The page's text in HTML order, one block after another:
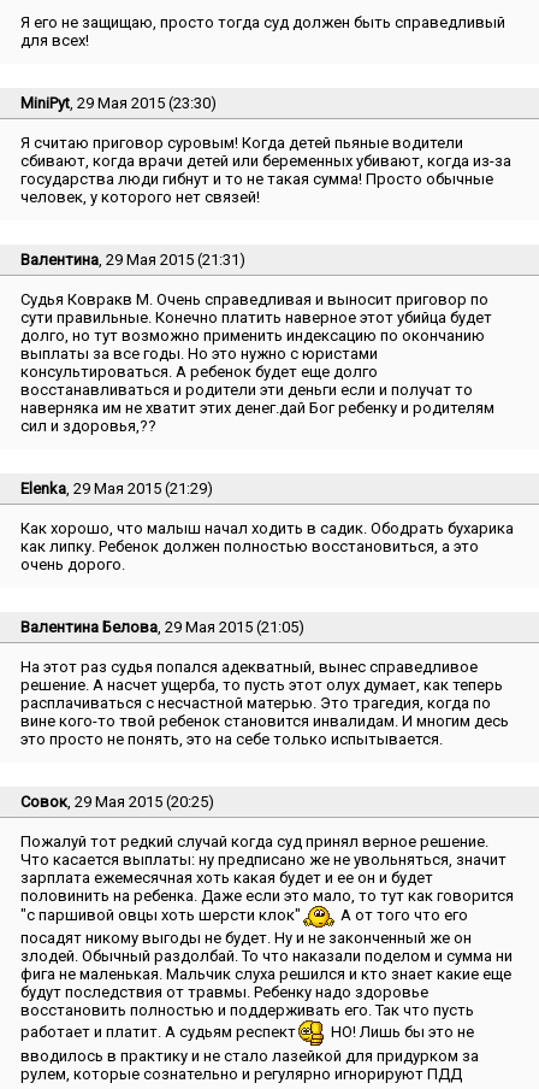
Я его не защищаю, просто тогда суд должен быть справедливый
для всех!
MiniPyt, 29 Мая 2015 (23:30)
Я считаю приговор суровым! Когда детей пьяные водители
сбивают, когда врачи детей или беременных убивают, когда из-за
государства люди гибнут и то не такая сумма! Просто обычные
человек, у которого нет связей!
Валентина, 29 Мая 2015 (21:31)
Судья Ковракв М. Очень справедливая и выносит приговор по
сути правильные. Конечно платить наверное этот убийца будет
долго, но тут возможно применить индексацию по окончанию
выплаты за все годы. Но это нужно с юристами
консультироваться. А ребенок будет еще долго
восстанавливаться и родители эти деньги если и получат то
наверняка им не хватит этих денег.дай Бог ребенку и родителям
сил и здоровья,??
Elenka, 29 Мая 2015 (21:29)
Как хорошо, что малыш начал ходить в садик. Ободрать бухарика
как липку. Ребенок должен полностью восстановиться, а это
очень дорого.
Валентина Белова, 29 Мая 2015 (21:05)
На этот раз судья попался адекватный, вынес справедливое
решение. А насчет ущерба, то пусть этот олух думает, как теперь
расплачиваться с несчастной матерью. Это трагедия, когда по
вине кого-то твой ребенок становится инвалидам. И многим десь
это просто не понять, это на себе только испытывается.
Совок, 29 Мая 2015 (20:25)
Пожалуй тот редкий случай когда суд принял верное решение.
Что касается выплаты: ну предписано же не увольняться, значит
зарплата ежемесячная хоть какая будет и ее он и будет
половинить на ребенка. Даже если это мало, то тут как говорится
″с паршивой овцы хоть шерсти клок″
А от того что его
посадят никому выгоды не будет. Ну и не законченный же он
злодей. Обычный раздолбай. То что наказали поделом и сумма ни
фига не маленькая. Мальчик слуха решился и кто знает какие еще
будут последствия от травмы. Ребенку надо здоровье
восстановить полностью и поддерживать его. Так что пусть
работает и платит. А судьям респект
НО! Лишь бы это не
вводилось в практику и не стало лазейкой для придурком за
рулем, которые сознательно и регулярно игнорируют ПДД